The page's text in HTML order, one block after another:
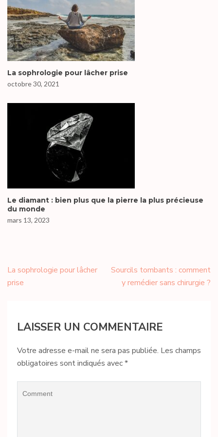
La sophrologie pour lâcher prise
octobre 30, 2021
Le diamant : bien plus que la pierre la plus précieuse
du monde
mars 13, 2023
Navigation
de
La sophrologie pour lâcher
prise
Sourcils tombants : comment
y remédier sans chirurgie ?
LAISSER UN COMMENTAIRE
Votre adresse e-mail ne sera pas publiée. Les champs
obligatoires sont indiqués avec*